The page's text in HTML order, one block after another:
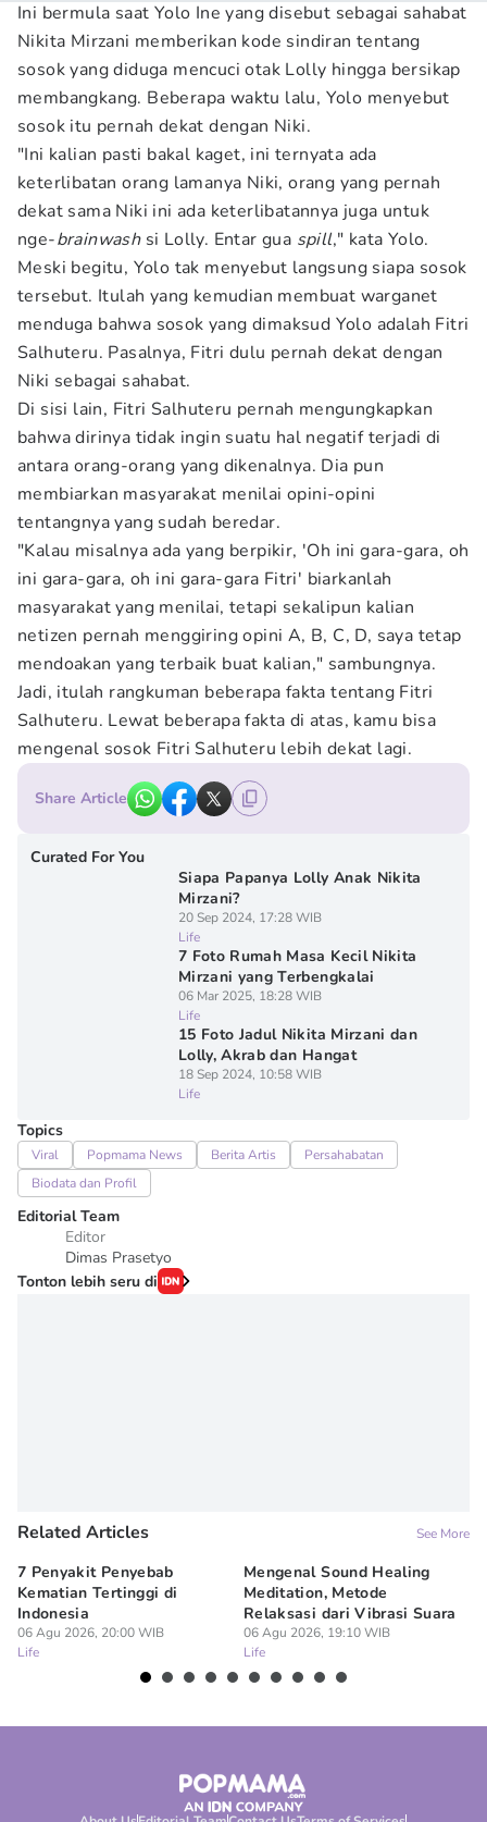
Ini bermula saat Yolo Ine yang disebut sebagai sahabat
Nikita Mirzani memberikan kode sindiran tentang
sosok yang diduga mencuci otak Lolly hingga bersikap
membangkang. Beberapa waktu lalu, Yolo menyebut
sosok itu pernah dekat dengan Niki.
"Ini kalian pasti bakal kaget, ini ternyata ada
keterlibatan orang lamanya Niki, orang yang pernah
dekat sama Niki ini ada keterlibatannya juga untuk
nge-brainwashsi Lolly. Entar gua spill," kata Yolo.
Meski begitu, Yolo tak menyebut langsung siapa sosok
tersebut. Itulah yang kemudian membuat warganet
menduga bahwa sosok yang dimaksud Yolo adalah Fitri
Salhuteru. Pasalnya, Fitri dulu pernah dekat dengan
Niki sebagai sahabat.
Di sisi lain, Fitri Salhuteru pernah mengungkapkan
bahwa dirinya tidak ingin suatu hal negatif terjadi di
antara orang-orang yang dikenalnya. Dia pun
membiarkan masyarakat menilai opini-opini
tentangnya yang sudah beredar.
"Kalau misalnya ada yang berpikir, 'Oh ini gara-gara, oh
ini gara-gara, oh ini gara-gara Fitri' biarkanlah
masyarakat yang menilai, tetapi sekalipun kalian
netizen pernah menggiring opini A, B, C, D, saya tetap
mendoakan yang terbaik buat kalian," sambungnya.
Jadi, itulah rangkuman beberapa fakta tentang Fitri
Salhuteru. Lewat beberapa fakta di atas, kamu bisa
mengenal sosok Fitri Salhuteru lebih dekat lagi.
Share Article
Curated For You
Siapa Papanya Lolly Anak Nikita
Mirzani?
20 Sep 2024, 17:28 WIB
Life
7 Foto Rumah Masa Kecil Nikita
Mirzani yang Terbengkalai
06 Mar 2025, 18:28 WIB
Life
15 Foto Jadul Nikita Mirzani dan
Lolly, Akrab dan Hangat
18 Sep 2024, 10:58 WIB
Life
Topics
Viral Popmama News Berita Artis
Persahabatan
Biodata dan Profil
Editorial Team
Editor
Dimas Prasetyo
Tonton lebih seru di
Related Articles See More
7 Penyakit Penyebab
Kematian Tertinggi di
Indonesia
06 Agu 2026, 20:00 WIB
Life
Mengenal Sound Healing
Meditation, Metode
Relaksasi dari Vibrasi Suara
06 Agu 2026, 19:10 WIB
Life